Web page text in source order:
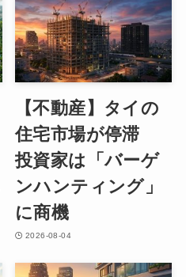
【不動産】タイの
住宅市場が停滞
投資家は「バーゲ
ンハンティング」
に商機
2026-08-04